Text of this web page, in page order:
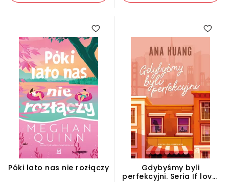
4.00
Póki lato nas nie rozłączy
Gdybyśmy byli
perfekcyjni. Seria If love.